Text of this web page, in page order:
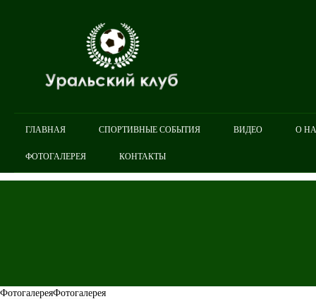
ГЛАВНАЯ СПОРТИВНЫЕ СОБЫТИЯ ВИДЕО О
ФОТОГАЛЕРЕЯ КОНТАКТЫ
ФотогалереяФотогалерея